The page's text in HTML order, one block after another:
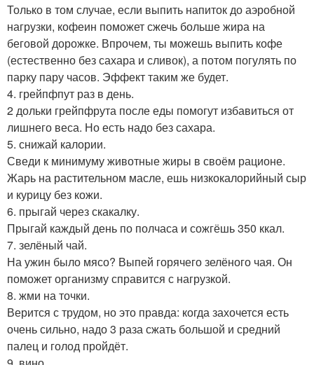
Только в том случае, если выпить напиток до аэробной
нагрузки, кофеин поможет сжечь больше жира на
беговой дорожке. Впрочем, ты можешь выпить кофе
(естественно без сахара и сливок), а потом погулять по
парку пару часов. Эффект таким же будет.
4. грейпфпут раз в день.
2 дольки грейпфрута после еды помогут избавиться от
лишнего веса. Но есть надо без сахара.
5. снижай калории.
Сведи к минимуму животные жиры в своём рационе.
Жарь на растительном масле, ешь низкокалорийный сыр
и курицу без кожи.
6. прыгай через скакалку.
Прыгай каждый день по полчаса и сожгёшь 350 ккал.
7. зелёный чай.
На ужин было мясо? Выпей горячего зелёного чая. Он
поможет организму справится с нагрузкой.
8. жми на точки.
Верится с трудом, но это правда: когда захочется есть
очень сильно, надо 3 раза сжать большой и средний
палец и голод пройдёт.